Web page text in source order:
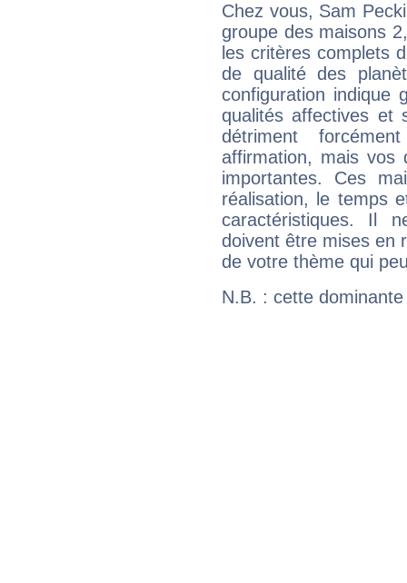
Chez vous, Sam
groupe des maisons
les critères complets
de qualité des
configuration indique
qualités affectives et
détriment
affirmation, mais
importantes. Ces
réalisation, le temps
caractéristiques. Il
doivent être mises en
de votre thème qui
N.B. : cette